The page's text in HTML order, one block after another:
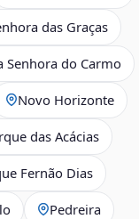
das Graças
Senhora do Carmo
Novo Horizonte
das Acácias
Fernão Dias
Pedreira